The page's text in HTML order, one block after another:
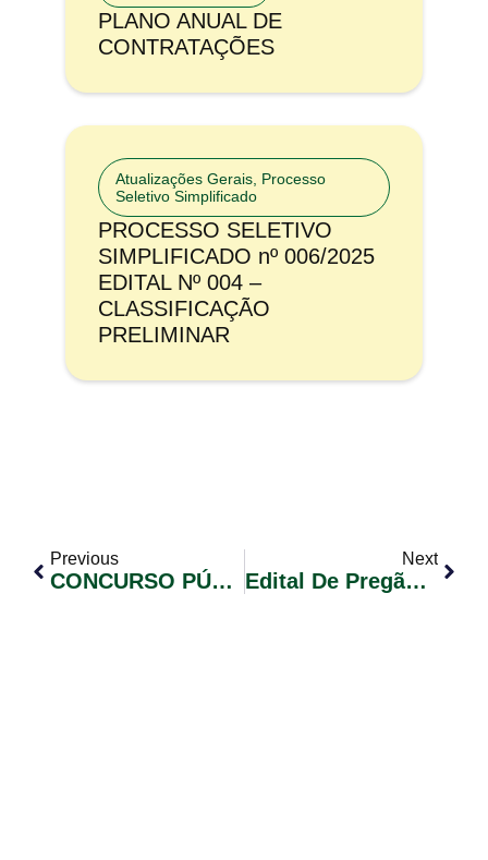
PLANO ANUAL DE
CONTRATAÇÕES
Atualizações Gerais Processo
Seletivo Simplificado
PROCESSO SELETIVO
SIMPLIFICADO nº 006/2025
EDITAL Nº 004 –
CLASSIFICAÇÃO
PRELIMINAR
Previous
CONCURSO PÚBLICO 02/2019 – CONVOCAÇÃO DE CANDIDATOS CLASSIFICADOS EDITAL Nº 44
Next
Edital De Pregão Eletrônico Nº 05/2023 – Aquisição De Trator Agrícola – Conforme Edital.